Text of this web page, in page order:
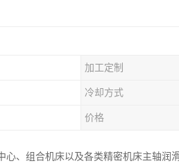
加工定制
冷却方式
价格
、组合机床以及各类精密机床主轴润